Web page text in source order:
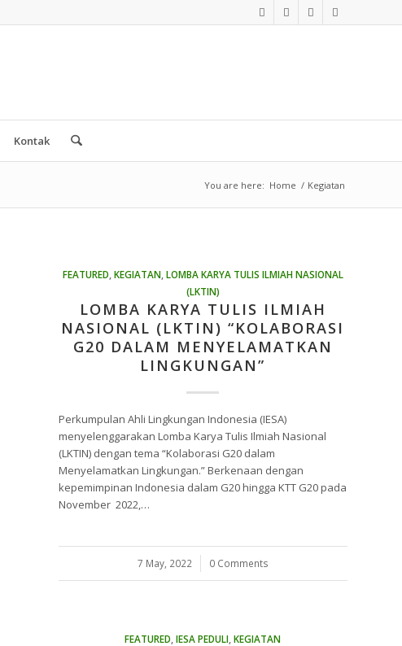
Kontak
You are here: Home / Kegiatan
FEATURED KEGIATAN, LOMBA KARYA TULIS ILMIAH NASIONAL
(LKTIN)
LOMBA KARYA TULIS ILMIAH
NASIONAL (LKTIN) “KOLABORASI
G20 DALAM MENYELAMATKAN
LINGKUNGAN”
Perkumpulan Ahli Lingkungan Indonesia (IESA)
menyelenggarakan Lomba Karya Tulis Ilmiah Nasional
(LKTIN) dengan tema “Kolaborasi G20 dalam
Menyelamatkan Lingkungan.” Berkenaan dengan
kepemimpinan Indonesia dalam G20 hingga KTT G20 pada
November 2022,…
7 May, 2022
/ 0 Comments
FEATURED ,IESA PEDULI ,KEGIATAN